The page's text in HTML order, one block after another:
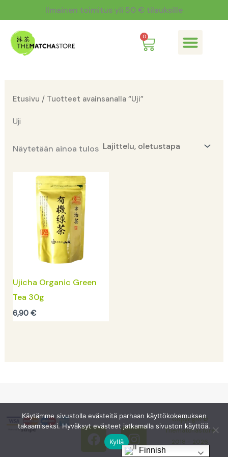
sisältöön
Ilmainen toimitus yli 50 € tilauksille
0
Cart
Etusivu / Tuotteet avainsanalla “Uji”
Uji
Näytetään ainoa tulos
Ujicha Organic Green
Tea 30g
6,90 €
F
a
c
I
n
s
Copyright ©
Thematchastore
2018 - 2026
Finnish
Käytämme sivustolla evästeitä parhaan käyttökokemuksen
takaamiseksi. Hyväksyt evästeet jatkamalla sivuston käyttöä.
Kyllä